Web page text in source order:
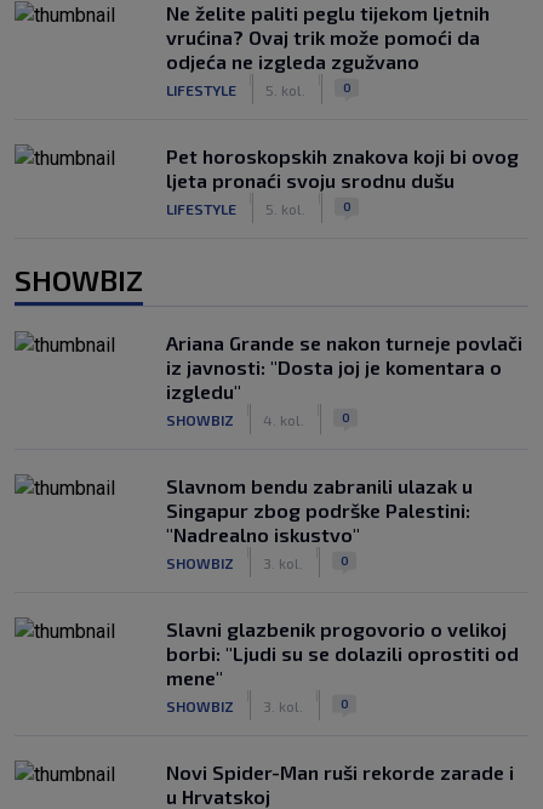
Ne želite paliti peglu tijekom ljetnih
vrućina? Ovaj trik može pomoći da
odjeća ne izgleda zgužvano
LIFESTYLE 5. kol. 0
Pet horoskopskih znakova koji bi ovog
ljeta pronaći svoju srodnu dušu
LIFESTYLE 5. kol. 0
SHOWBIZ
Ariana Grande se nakon turneje povlači
iz javnosti: "Dosta joj je komentara o
izgledu"
SHOWBIZ 4. kol. 0
Slavnom bendu zabranili ulazak u
Singapur zbog podrške Palestini:
"Nadrealno iskustvo"
SHOWBIZ 3. kol. 0
Slavni glazbenik progovorio o velikoj
borbi: "Ljudi su se dolazili oprostiti od
mene"
SHOWBIZ 3. kol. 0
Novi Spider-Man ruši rekorde zarade i
u Hrvatskoj